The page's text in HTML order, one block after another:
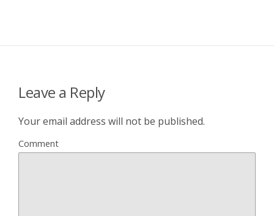
Leave a Reply
Your email address will not be published.
Comment